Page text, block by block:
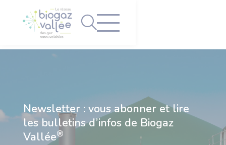
Newsletter : vous abonner et lire
les bulletins d’infos de Biogaz
Vallée®
Panneau de gestion des cookies